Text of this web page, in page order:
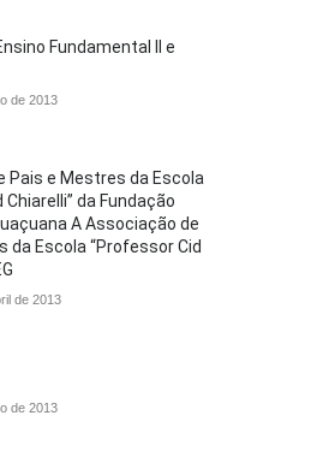
Fundamental II e
de 2013
Pais e Mestres da Escola
da Fundação
A Associação de
da Escola “Professor Cid
de 2013
de 2013